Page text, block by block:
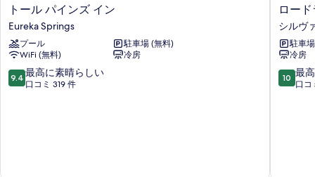
ト
ー
ル
パ
イ
ン
ズ
トール パインズ イン
Eureka Springs
プール
駐車場 (無料)
WiFi (無料)
冷房
10
段
9.4 最高に素晴らしい
口コミ 319 件
ロ
ー
ド
ラ
ン
ナ
ー
ロー
シルヴ
駐車
冷房
10
段
10 最
口コ